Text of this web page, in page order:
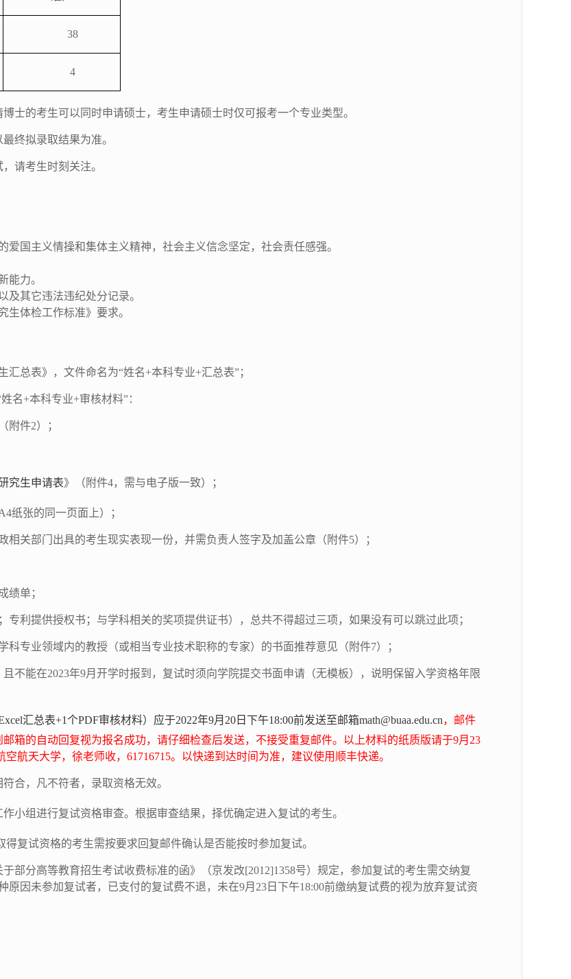
38
4
士的考生可以同时申请硕士，考生申请硕士时仅可报考一个专业类型。
终拟录取结果为准。
请考生时刻关注。
国主义情操和集体主义精神，社会主义信念坚定，社会责任感强。
能力。
及其它违法违纪处分记录。
生体检工作标准》要求。
总表》，文件命名为“姓名+本科专业+汇总表”；
名+本科专业+审核材料”：
附件2）；
究生申请表》（附件4，需与电子版一致）；
纸张的同一页面上）；
相关部门出具的考生现实表现一份，并需负责人签字及加盖公章（附件5）；
绩单；
利提供授权书；与学科相关的奖项提供证书），总共不得超过三项，如果没有可以跳过此项；
科专业领域内的教授（或相当专业技术职称的专家）的书面推荐意见（附件7）；
不能在2023年9月开学时报到，复试时须向学院提交书面申请（无模板），说明保留入学资格年限
汇总表+1个PDF审核材料）应于2022年9月20日 下午18:00前发送至邮箱math@buaa.edu.cn，邮件
邮箱的自动回复视为报名成功，请仔细检查后发送，不接受重复邮件。以上材料的纸质版请于9月23
空航天大学，徐老师收，6171671 5。以快递到达时间为准，建议使用顺丰快递。
合，凡不符者，录取资格无效。
小组进行复试资格审查。根据审查结果，择优确定进入复试的考生。
复试资格的考生需按要求回复邮件确认是否能按时参加复试。
部分高等教育招生考试收费标准的函》（京发改[2012]1358号）规定，参加复试的考生需交纳复
原因未参加复试者，已支付的复试费不退，未在9月 23 日下午18:00前缴纳复试费的视为放弃复试资